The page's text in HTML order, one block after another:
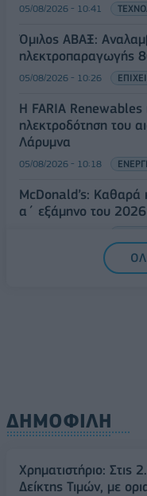
05/08/2026 - 10:41
Όμιλος ΑΒΑΞ:
ηλεκτροπαραγωγής
05/08/2026 - 10:26
Η FARIA
ηλεκτροδότηση του
Λάρυμνα
05/08/2026 - 10:18
McDonald’s: Καθαρά
α΄ εξάμηνο του 2026
ΔΗΜΟΦΙΛΗ
Χρηματιστήριο: Στις
Δείκτης Τιμών, με